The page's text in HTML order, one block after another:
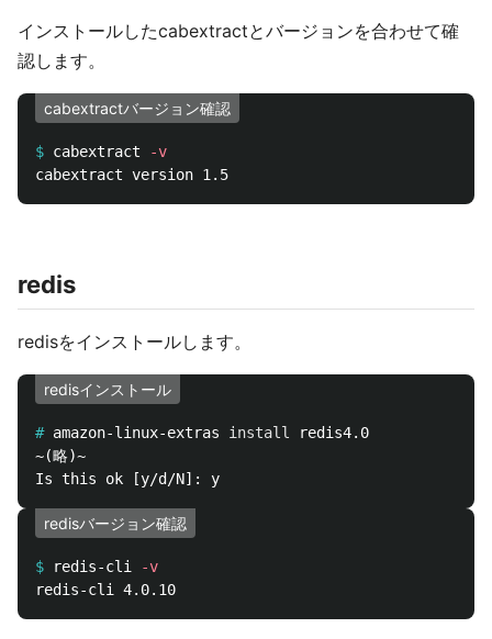
インストールしたcabextractとバージョンを合わせて確
認します。
cabextractバージョン確認
$ cabextract
-v
redis
redisをインストールします。
redisインストール
# amazon-linux-extras install
~(略)~
redisバージョン確認
$ redis-cli
-v